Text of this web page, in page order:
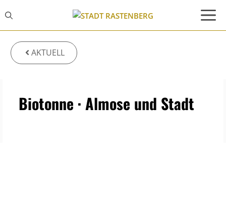
Inhalt
springen
AKTUELL
Biotonne · Almose und Stadt